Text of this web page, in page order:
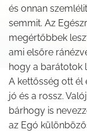
és onnan
semmit. Az
megértőbbek
ami elsőre
hogy a barátotok
A kettősség ott él
jó és a rossz.
bárhogy is
az Egó